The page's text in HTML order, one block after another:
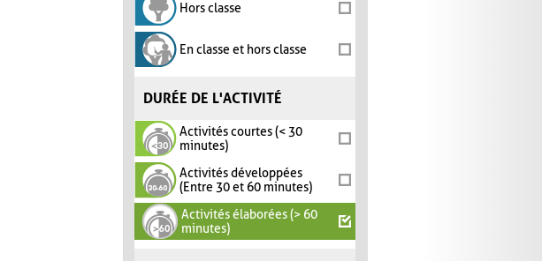
Hors classe
En classe et hors classe
DURÉE DE L'ACTIVITÉ
Activités courtes (< 30
minutes)
Activités développées
(Entre 30 et 60 minutes)
Activités élaborées (> 60
minutes)